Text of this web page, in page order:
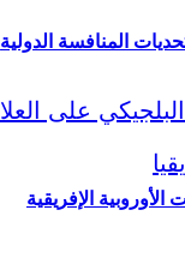
المنافسة الدولية
الإفريقية